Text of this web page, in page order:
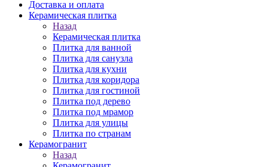
Доставка и оплата
Керамическая плитка
Назад
Керамическая плитка
Плитка для ванной
Плитка для санузла
Плитка для кухни
Плитка для коридора
Плитка для гостиной
Плитка под дерево
Плитка под мрамор
Плитка для улицы
Плитка по странам
Керамогранит
Назад